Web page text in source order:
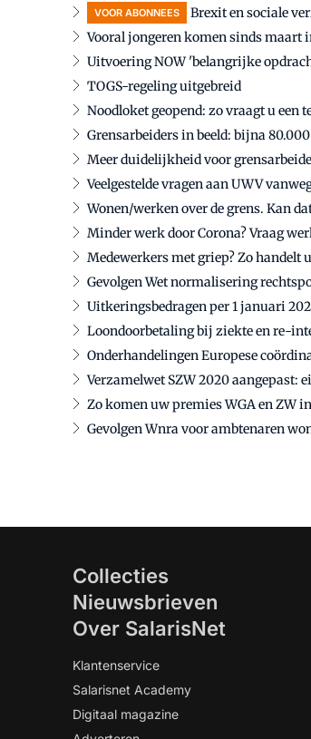
VOOR ABONNEES
Brexit en sociale
Vooral jongeren komen sinds maart
Uitvoering NOW 'belangrijke
TOGS-regeling uitgebreid
Noodloket geopend: zo vraagt u een
Grensarbeiders in beeld: bijna
Meer duidelijkheid voor
Veelgestelde vragen aan UWV
Wonen/werken over de grens. Kan
Minder werk door Corona? Vraag
Medewerkers met griep? Zo handelt
Gevolgen Wet normalisering
Uitkeringsbedragen per 1 januari
Loondoorbetaling bij ziekte en re-
Onderhandelingen Europese
Verzamelwet SZW 2020 aangepast:
Zo komen uw premies WGA en ZW
Gevolgen Wnra voor ambtenaren
Collecties
Nieuwsbrieven
Over SalarisNet
Klantenservice
Salarisnet Academy
Digitaal magazine